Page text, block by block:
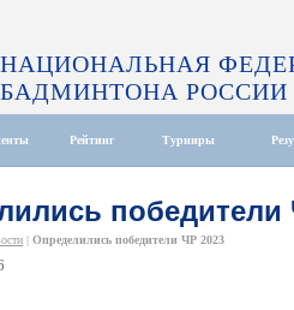
НАЦИОНАЛЬНАЯ
БАДМИНТОНА РОССИИ
Рейтинг Турниры
победители
| Определились победители ЧР 2023